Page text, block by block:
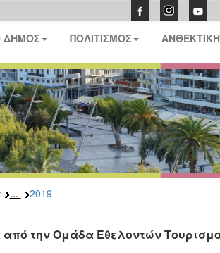
ΔΗΜΟΣ ΠΟΛΙΤΙΣΜΟΣ
... 2019
την Ομάδα Εθελοντών